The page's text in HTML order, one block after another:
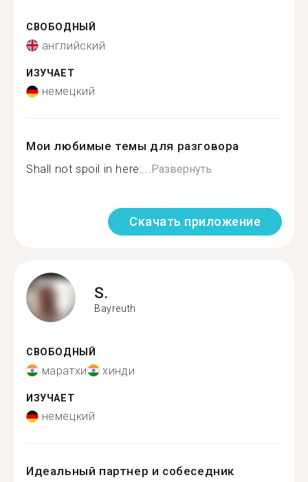
СВОБОДНЫЙ
английский
ИЗУЧАЕТ
немецкий
Мои любимые темы для разговора
Shall not spoil in here:...Развернуть
Скачать приложение
S.
Bayreuth
СВОБОДНЫЙ
маратхи хинди
ИЗУЧАЕТ
немецкий
Идеальный партнер и собеседник